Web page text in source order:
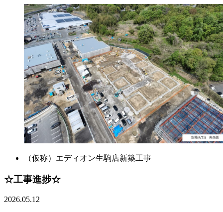
（仮称）エディオン生駒店新築工事
☆工事進捗☆
2026.05.12